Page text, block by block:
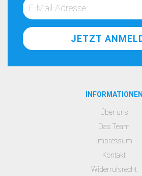
INFORMATIONEN
Über uns
Das Team
Impressum
Kontakt
Widerrufsrecht